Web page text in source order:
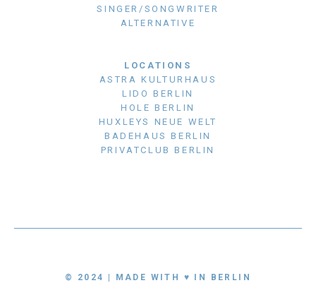
SINGER/SONGWRITER
ALTERNATIVE
LOCATIONS
ASTRA KULTURHAUS
LIDO BERLIN
HOLE BERLIN
HUXLEYS NEUE WELT
BADEHAUS BERLIN
PRIVATCLUB BERLIN
© 2024 | MADE WITH ♥ IN BERLIN